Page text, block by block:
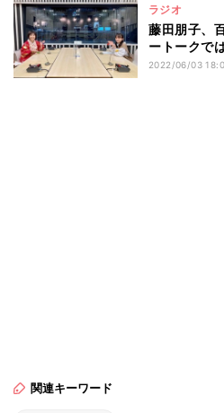
ラジオ
藤田朋子、
ートークで
2022/06/03
関連キーワード